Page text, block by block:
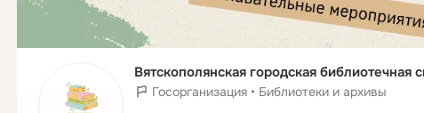
Вятскополянская городская библиотечная
Госорганизация • Библиотеки и архивы